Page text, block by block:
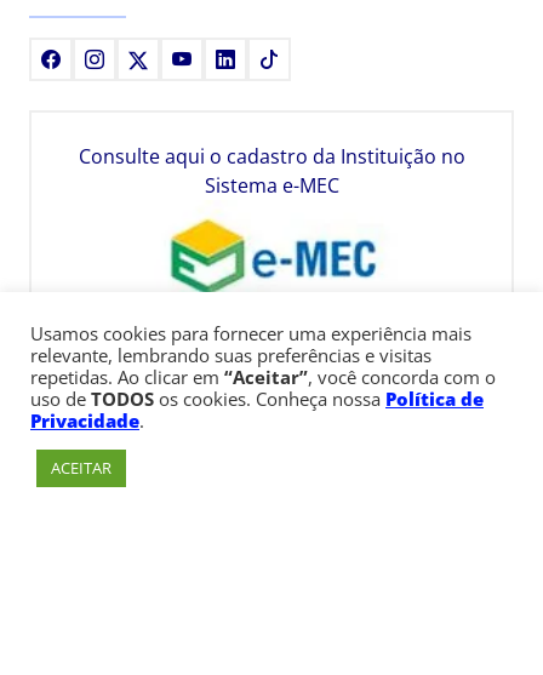
FacebookInstagram YoutubeLinkedIn
Consulte aqui o cadastro da Instituição no
Sistema e-MEC
Usamos cookies para fornecer uma experiência mais
relevante, lembrando suas preferências e visitas
repetidas. Ao clicar em “Aceitar”, você concorda com o
uso de TODOS os cookies. Conheça nossa Política de
Privacidade.
ACEITAR